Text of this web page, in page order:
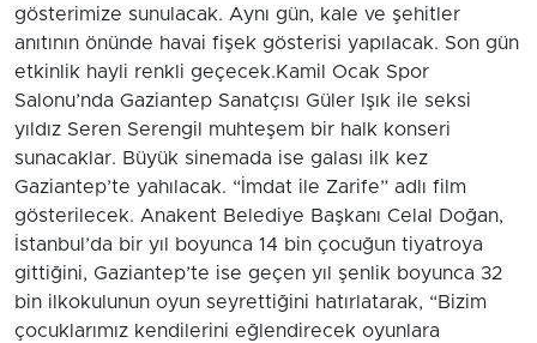
gösterimize sunulacak. Aynı gün, kale ve şehitler
anıtının önünde havai fişek gösterisi yapılacak. Son gün
etkinlik hayli renkli geçecek.Kamil Ocak Spor
Salonu’nda Gaziantep Sanatçısı Güler Işık ile seksi
yıldız Seren Serengil muhteşem bir halk konseri
sunacaklar. Büyük sinemada ise galası ilk kez
Gaziantep’te yahılacak. “İmdat ile Zarife” adlı film
gösterilecek. Anakent Belediye Başkanı Celal Doğan,
İstanbul’da bir yıl boyunca 14 bin çocuğun tiyatroya
gittiğini, Gaziantep’te ise geçen yıl şenlik boyunca 32
bin ilkokulunun oyun seyrettiğini hatırlatarak, “Bizim
çocuklarımız kendilerini eğlendirecek oyunlara